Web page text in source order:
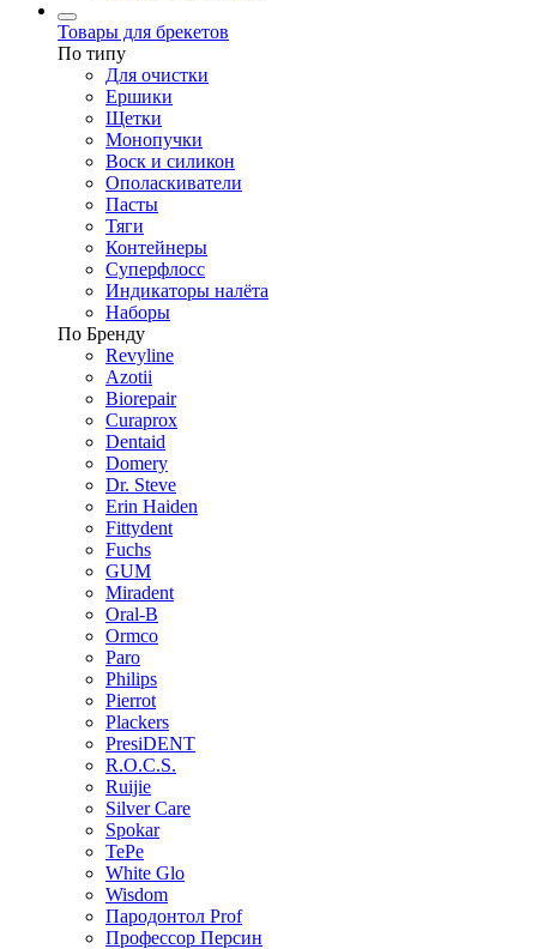
Товары для брекетов
По типу
Для очистки
Ершики
Щетки
Монопучки
Воск и силикон
Ополаскиватели
Пасты
Тяги
Контейнеры
Суперфлосс
Индикаторы налёта
Наборы
По Бренду
Revyline
Azotii
Biorepair
Curaprox
Dentaid
Domery
Dr. Steve
Erin Haiden
Fittydent
Fuchs
GUM
Miradent
Oral-B
Ormco
Paro
Philips
Pierrot
Plackers
PresiDENT
R.O.C.S.
Ruijie
Silver Care
Spokar
TePe
White Glo
Wisdom
Пародонтол Prof
Профессор Персин